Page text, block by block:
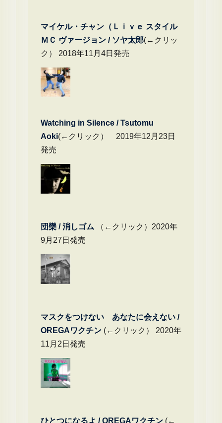
マイケル・チャン（Ｌｉｖｅ スタイル
ＭＣ ヴァージョン / ソヤ太郎(←クリッ
ク） 2018年11月4日発売
Watching in Silence / Tsutomu
Aoki(←クリック） 2019年12月23日
発売
団欒 / 消しゴム （←クリック）2020年
9月27日発売
マスクをつけない あなたに会えない /
OREGAワクチン(←クリック） 2020年
11月2日発売
ひとつになるよ / OREGAワクチン(←